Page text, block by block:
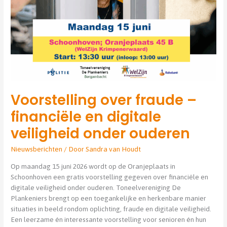
Voorstelling over fraude –
financiële en digitale
veiligheid onder ouderen
Nieuwsberichten / DoorSandra van Houdt
Op maandag 15 juni 2026 wordt op de Oranjeplaats in
Schoonhoven een gratis voorstelling gegeven over financiële en
digitale veiligheid onder ouderen. Toneelvereniging De
Plankeniers brengt op een toegankelijke en herkenbare manier
situaties in beeld rondom oplichting, fraude en digitale veiligheid.
Een leerzame én interessante voorstelling voor senioren én hun
ouderen